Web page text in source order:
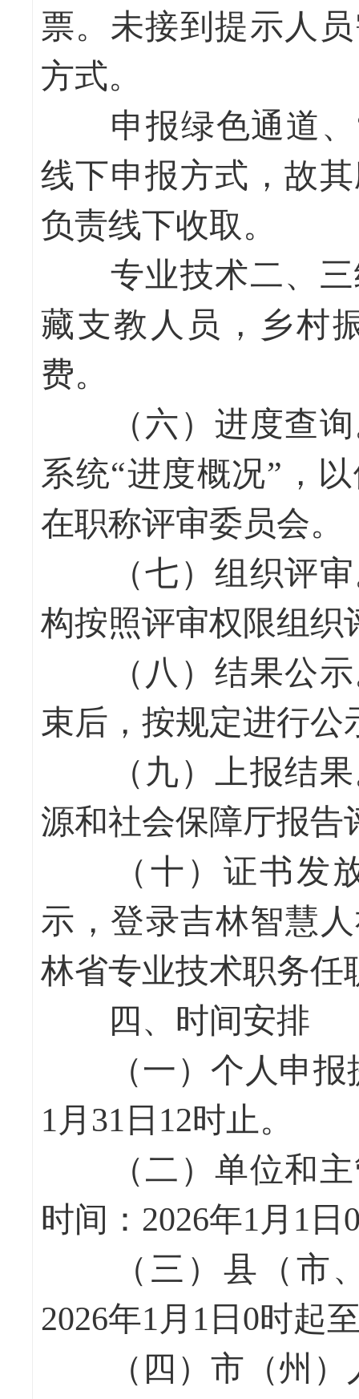
票。未接到提示人
方式。
申报绿色通道、“
线下申报方式，故
负责线下收取。
专业技术二、三
藏支教人员，乡村
费。
（六）进度查
系统“进度概况”，
在职称评审委员会。
（七）组织评
构按照评审权限组织
（八）结果公
束后，按规定进行公
（九）上报结果
源和社会保障厅报告
（十）证书发
示，登录吉林智慧
林省专业技术职务任
四、时间安排
（一）个人申报提
1月31日12时止。
（二）单位和主
时间：2026年1月1
（三）县（市、
2026年1月1日0时起
（四）市（州）